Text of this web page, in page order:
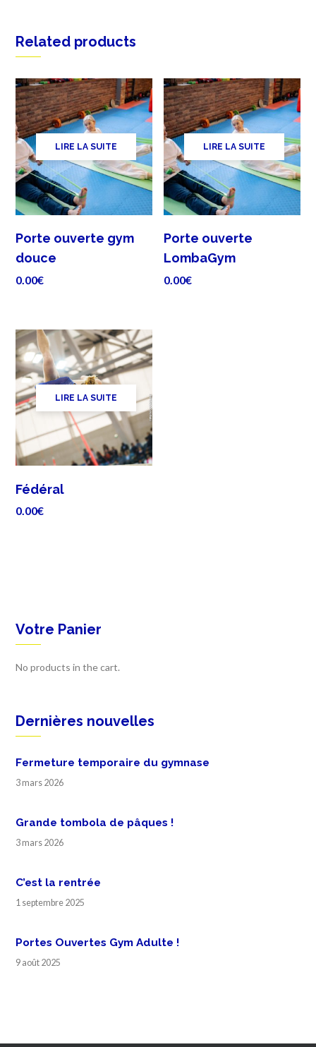
Related products
LIRE LA SUITE
Porte ouverte gym
douce
0.00€
LIRE LA SUITE
Porte ouverte
LombaGym
0.00€
LIRE LA SUITE
Fédéral
0.00€
Votre Panier
No products in the cart.
Dernières nouvelles
Fermeture temporaire du gymnase
3 mars 2026
Grande tombola de pâques !
3 mars 2026
C’est la rentrée
1 septembre 2025
Portes Ouvertes Gym Adulte !
9 août 2025